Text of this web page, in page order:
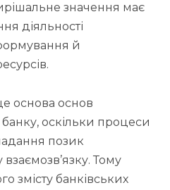
значення має
діяльності
й
основа основ
банку, оскільки процеси
позик
Тому
змісту банківських